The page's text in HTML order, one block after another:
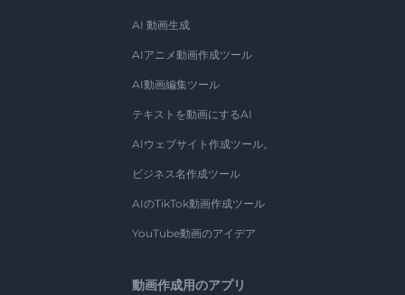
AI 動画生成
AIアニメ動画作成ツール
AI動画編集ツール
テキストを動画にするAI
AIウェブサイト作成ツール。
ビジネス名作成ツール
AIのTikTok動画作成ツール
YouTube動画のアイデア
動画作成用のアプリ